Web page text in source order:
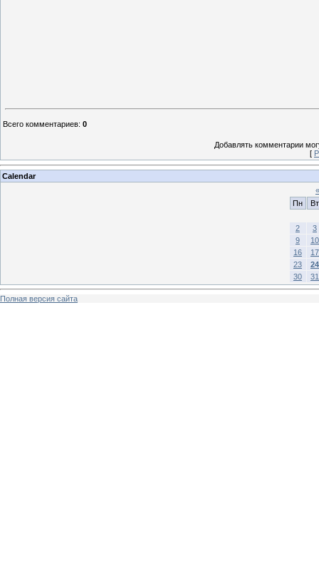
Всего комментариев: 0
Добавлять комментарии
[
Calendar
«
Пн
Вт
2
3
9
10
16
17
23
24
30
31
Полная версия сайта